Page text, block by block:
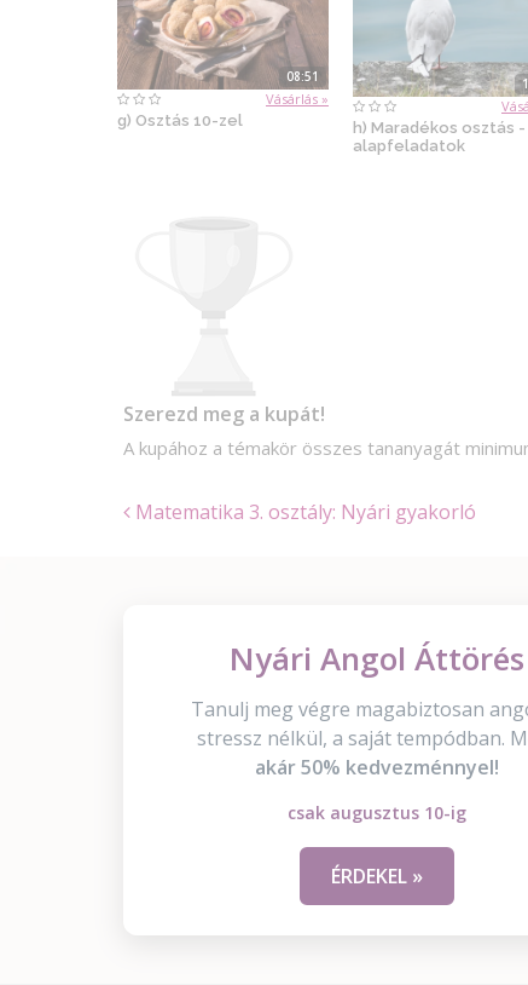
08:51
Vásárlás »
g) Osztás 10-zel
h) Maradékos osztás -
alapfeladatok
Szerezd meg a kupát!
A kupához a témakör összes tananyagát
Matematika 3. osztály: Nyári gyakorló
Nyári Angol Áttörés
Tanulj meg végre magabiztosan
stressz nélkül, a saját tempódban.
akár 50% kedvezménnyel!
csak augusztus 10-ig
ÉRDEKEL »